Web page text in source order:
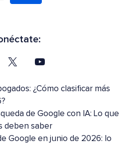
¿Cómo clasificar más
de Google con IA: Lo que
deben saber
Google en junio de 2026: lo